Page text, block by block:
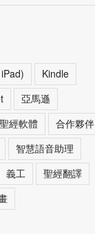
Kindle
亞馬遜
經軟體
合作夥伴
智慧語音助理
義工
聖經翻譯